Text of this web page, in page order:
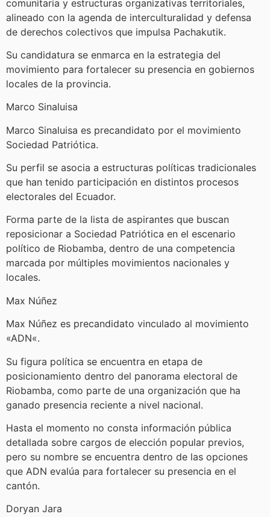
comunitaria y estructuras organizativas territoriales,
alineado con la agenda de interculturalidad y defensa
de derechos colectivos que impulsa Pachakutik.
Su candidatura se enmarca en la estrategia del
movimiento para fortalecer su presencia en gobiernos
locales de la provincia.
Marco Sinaluisa
Marco Sinaluisa es precandidato por el movimiento
Sociedad Patriótica.
Su perfil se asocia a estructuras políticas tradicionales
que han tenido participación en distintos procesos
electorales del Ecuador.
Forma parte de la lista de aspirantes que buscan
reposicionar a Sociedad Patriótica en el escenario
político de Riobamba, dentro de una competencia
marcada por múltiples movimientos nacionales y
locales.
Max Núñez
Max Núñez es precandidato vinculado al movimiento
«ADN«.
Su figura política se encuentra en etapa de
posicionamiento dentro del panorama electoral de
Riobamba, como parte de una organización que ha
ganado presencia reciente a nivel nacional.
Hasta el momento no consta información pública
detallada sobre cargos de elección popular previos,
pero su nombre se encuentra dentro de las opciones
que ADN evalúa para fortalecer su presencia en el
cantón.
Doryan Jara